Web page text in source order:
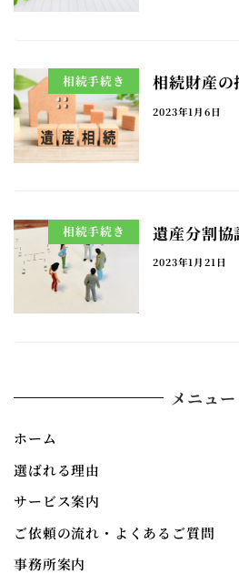
相続手続き 相続財産の
2023年1月6日
相続手続き 遺産分割
2023年1月21日
メニュー
ホーム
選ばれる理由
サービス案内
ご依頼の流れ・よくあるご質問
事務所案内